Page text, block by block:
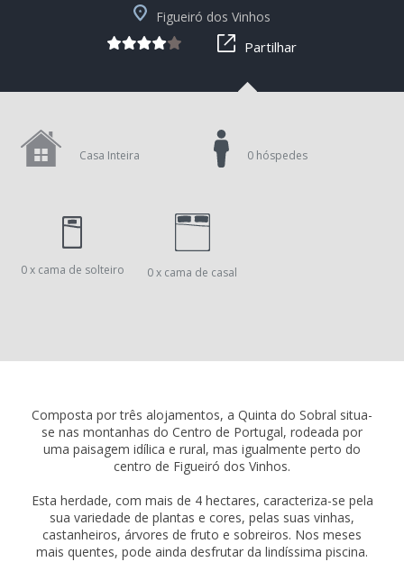
Figueiró dos Vinhos
Partilhar
Casa Inteira
0 x cama de solteiro 0 x cama de casal
0 hóspedes
Composta por três alojamentos, a Quinta do Sobral situa-
se nas montanhas do Centro de Portugal, rodeada por
uma paisagem idílica e rural, mas igualmente perto do
centro de Figueiró dos Vinhos.
Esta herdade, com mais de 4 hectares, caracteriza-se pela
sua variedade de plantas e cores, pelas suas vinhas,
castanheiros, árvores de fruto e sobreiros. Nos meses
mais quentes, pode ainda desfrutar da lindíssima piscina.